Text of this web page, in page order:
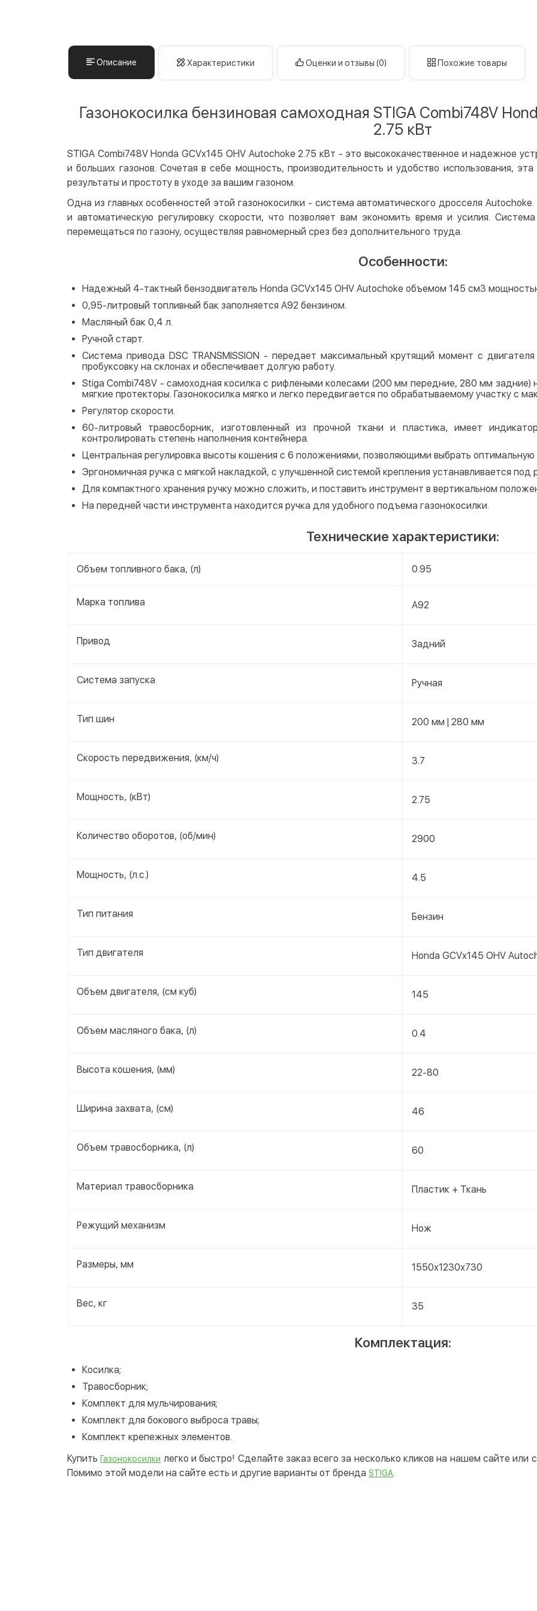
Оплата
Кредит
Описание Характеристики Оценки и отзывы (0) Похожие товары
Газонокосилка бензиновая самоходная STIGA Combi748V
2.75 кВт
STIGA Combi748V Honda GCVx145 OHV Autochoke 2.75 кВт - это высококачественное и надежное
и больших газонов. Сочетая в себе мощность, производительность и удобство использования,
результаты и простоту в уходе за вашим газоном.
Одна из главных особенностей этой газонокосилки - система автоматического дросселя
и автоматическую регулировку скорости, что позволяет вам экономить время и усилия.
перемещаться по газону, осуществляя равномерный срез без дополнительного труда.
Особенности:
Надежный 4-тактный бензодвигатель Honda GCVx145 OHV Autochoke объемом 145 см3
0,95-литровый топливный бак заполняется А92 бензином.
Масляный бак 0,4 л.
Ручной старт.
Система привода DSC TRANSMISSION - передает максимальный крутящий момент с
пробуксовку на склонах и обеспечивает долгую работу.
Stiga Combi748V - самоходная косилка с рифлеными колесами (200 мм передние, 280 мм задние)
мягкие протекторы. Газонокосилка мягко и легко передвигается по обрабатываемому участку с
Регулятор скорости.
60-литровый травосборник, изготовленный из прочной ткани и пластика, имеет
контролировать степень наполнения контейнера.
Центральная регулировка высоты кошения с 6 положениями, позволяющими выбрать
Эргономичная ручка с мягкой накладкой, с улучшенной системой крепления устанавливается под
Для компактного хранения ручку можно сложить, и поставить инструмент в вертикальном
На передней части инструмента находится ручка для удобного подъема газонокосилки.
Технические характеристики:
Объем топливного бака, (л) 0.95
Марка топлива А92
Привод Задний
Система запуска Ручная
Тип шин 200 мм | 280 мм
Скорость передвижения, (км/ч) 3.7
Мощность, (кВт) 2.75
Количество оборотов, (об/мин) 2900
Мощность, (л.с.) 4.5
Тип питания Бензин
Тип двигателя Honda GCVx145 OHV
Объем двигателя, (см куб) 145
Объем масляного бака, (л) 0.4
Высота кошения, (мм) 22-80
Ширина захвата, (см) 46
Объем травосборника, (л) 60
Материал травосборника Пластик + Ткань
Режущий механизм Нож
Размеры, мм 1550х1230х730
Вес, кг 35
Комплектация:
Косилка;
Травосборник;
Комплект для мульчирования;
Комплект для бокового выброса травы;
Комплект крепежных элементов.
КупитьГазонокосилки легко и быстро! Сделайте заказ всего за несколько кликов на нашем сайте
Помимо этой модели на сайте есть и другие варианты от бренда STIGA.